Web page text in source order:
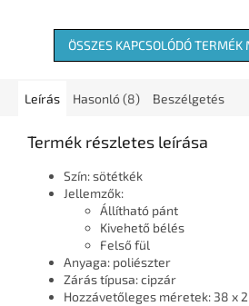
ÖSSZES KAPCSOLÓDÓ TERMÉK
Leírás Hasonló (8) Beszélgetés
Termék részletes leírása
Szín: sötétkék
Jellemzők:
Állítható pánt
Kivehető bélés
Felső fül
Anyaga: poliészter
Zárás típusa: cipzár
Hozzávetőleges méretek: 38 x